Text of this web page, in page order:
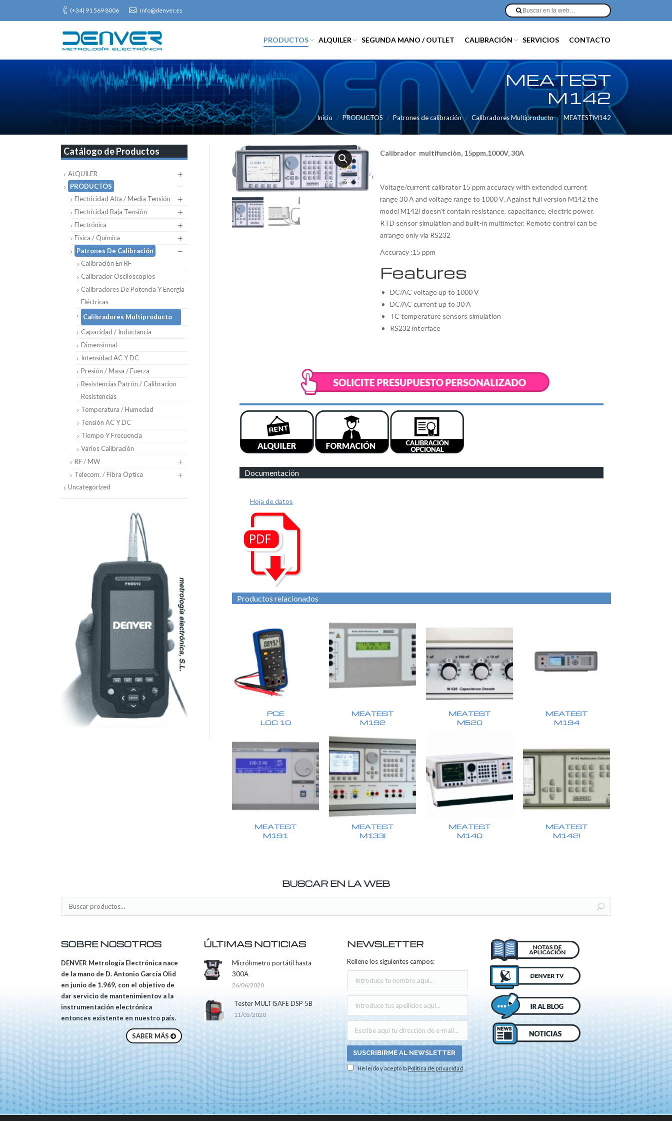
(+34) 91 569 8006 info@denver.es
PRODUCTOS ALQUILER SEGUNDA MANO / OUTLET CALIBRACIÓN SERVICIOS CONTACTO
MEATEST
M142
Inicio PRODUCTOS Patrones de calibración Calibradores Multiproducto MEATESTM142
Calibrador multifunciòn, 15ppm,1000V, 30A
Voltage/current calibrator 15 ppm accuracy with extended current
range 30 A and voltage range to 1000 V. Against full version M142 the
model M142i doesn’t contain resistance, capacitance, electric power,
RTD sensor simulation and built-in multimeter. Remote control can be
arrange only via RS232
Accuracy :15 ppm
Features
DC/AC voltage up to 1000 V
DC/AC current up to 30 A
TC temperature sensors simulation
RS232 interface
Documentación
Hoja de datos
Productos relacionados
PCE
LOC 10
MEATEST
M192
MEATEST
M520
MEATEST
M194
MEATEST
M191
MEATEST
M133I
MEATEST
M140
MEATEST
M142I
Catálogo de Productos
ALQUILER
PRODUCTOS
Electricidad Alta / Media Tensión
Electricidad Baja Tensión
Electrónica
Física / Química
Patrones De Calibración
Calibración En RF
Calibrador Osciloscopios
Calibradores De Potencia Y Energía
Eléctricas
Calibradores Multiproducto
Capacidad / Inductancia
Dimensional
Intensidad AC Y DC
Presión / Masa / Fuerza
Resistencias Patrón / Calibracion
Resistencias
Temperatura / Humedad
Tensión AC Y DC
Tiempo Y Frecuencia
Varios Calibración
RF / MW
Telecom. / Fibra Óptica
Uncategorized
BUSCAR EN LA WEB
SOBRE NOSOTROS
DENVER Metrología Electrónica nace
de la mano de D. Antonio García Olid
en junio de 1.969, con el objetivo de
dar servicio de mantenimientov a la
instrumentación electrónica
entonces existente en nuestro país.
SABER MÁS
ÚLTIMAS NOTICIAS
Micróhmetro portátil hasta
300A
26/06/2020
Tester MULTISAFE DSP 5B
11/05/2020
NEWSLETTER
Rellene los siguientes campos:
He leído y acepto la Política de privacidad